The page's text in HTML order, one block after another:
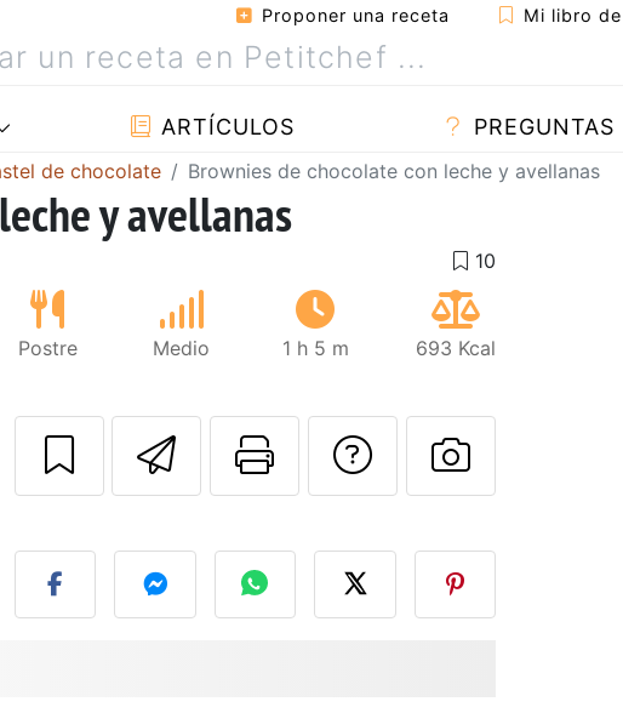
Proponer una receta Mi libro
ARTÍCULOS PREGUNTAS
de chocolate Brownies de chocolate con leche y avellanas
y avellanas
Postre Medio 1 h 5 m 693 Kcal
Enviar esta receta a un
Imprimir esta
Preguntar al
Publicar